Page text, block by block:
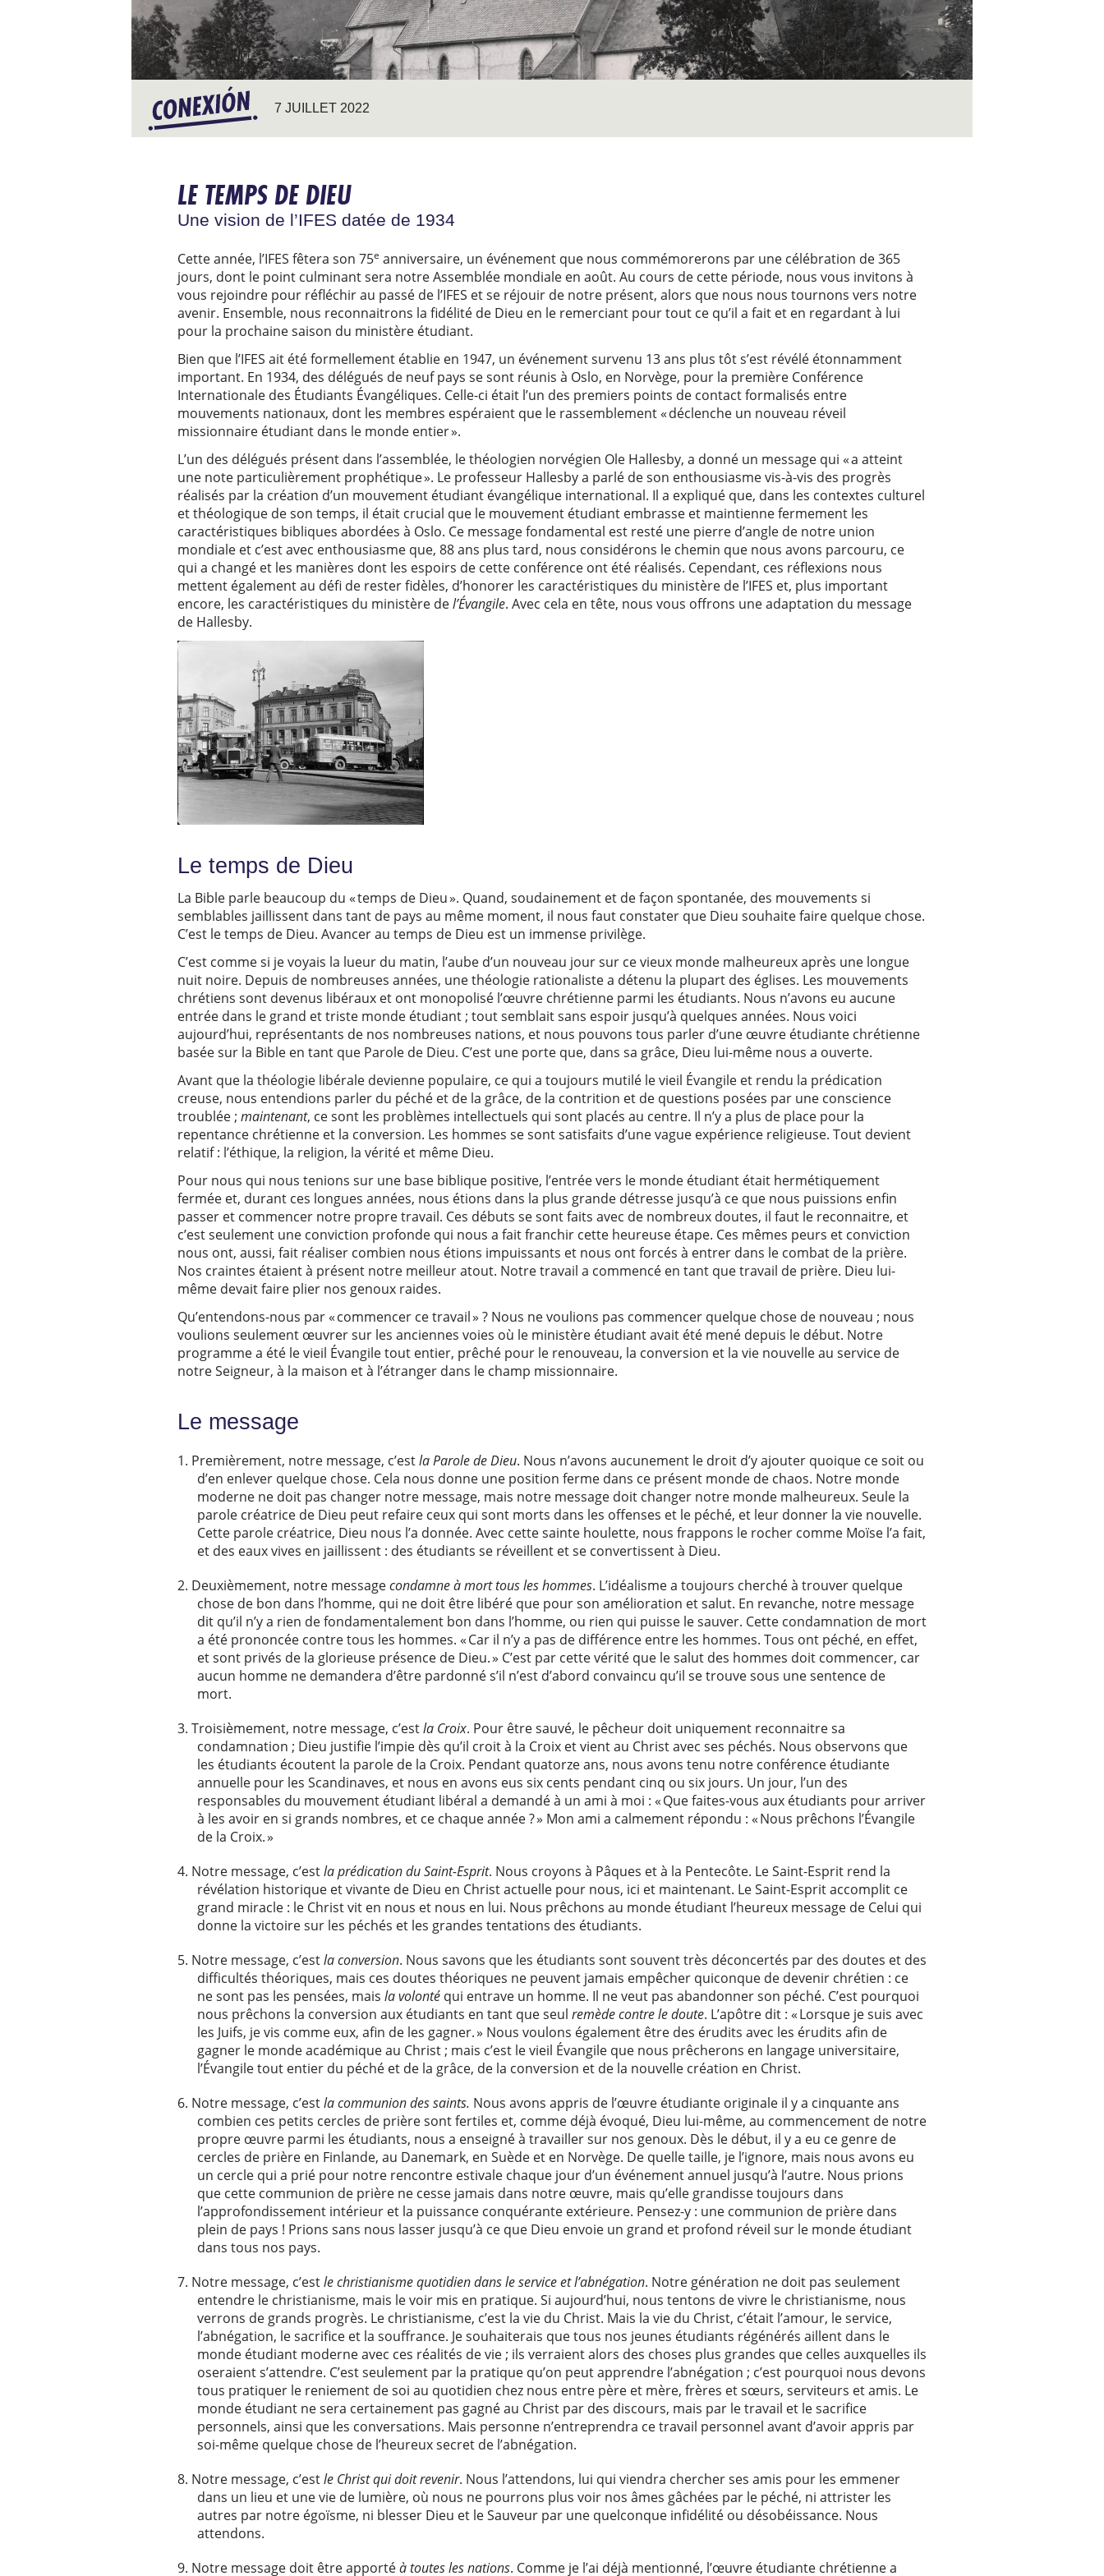
7 JUILLET 2022
LE TEMPS DE DIEU
Une vision de l’IFES datée de 1934
Cette année, l’IFES fêtera son 75e anniversaire, un événement que nous commémorerons par une célébration de 365
jours, dont le point culminant sera notre Assemblée mondiale en août. Au cours de cette période, nous vous invitons à
vous rejoindre pour réfléchir au passé de l’IFES et se réjouir de notre présent, alors que nous nous tournons vers notre
avenir. Ensemble, nous reconnaitrons la fidélité de Dieu en le remerciant pour tout ce qu’il a fait et en regardant à lui
pour la prochaine saison du ministère étudiant.
Bien que l’IFES ait été formellement établie en 1947, un événement survenu 13 ans plus tôt s’est révélé étonnamment
important. En 1934, des délégués de neuf pays se sont réunis à Oslo, en Norvège, pour la première Conférence
Internationale des Étudiants Évangéliques. Celle-ci était l’un des premiers points de contact formalisés entre
mouvements nationaux, dont les membres espéraient que le rassemblement « déclenche un nouveau réveil
missionnaire étudiant dans le monde entier ».
L’un des délégués présent dans l’assemblée, le théologien norvégien Ole Hallesby, a donné un message qui « a atteint
une note particulièrement prophétique ». Le professeur Hallesby a parlé de son enthousiasme vis-à-vis des progrès
réalisés par la création d’un mouvement étudiant évangélique international. Il a expliqué que, dans les contextes culturel
et théologique de son temps, il était crucial que le mouvement étudiant embrasse et maintienne fermement les
caractéristiques bibliques abordées à Oslo. Ce message fondamental est resté une pierre d’angle de notre union
mondiale et c’est avec enthousiasme que, 88 ans plus tard, nous considérons le chemin que nous avons parcouru, ce
qui a changé et les manières dont les espoirs de cette conférence ont été réalisés. Cependant, ces réflexions nous
mettent également au défi de rester fidèles, d’honorer les caractéristiques du ministère de l’IFES et, plus important
encore, les caractéristiques du ministère del’Évangile. Avec cela en tête, nous vous offrons une adaptation du message
de Hallesby.
Le temps de Dieu
La Bible parle beaucoup du « temps de Dieu ». Quand, soudainement et de façon spontanée, des mouvements si
semblables jaillissent dans tant de pays au même moment, il nous faut constater que Dieu souhaite faire quelque chose.
C’est le temps de Dieu. Avancer au temps de Dieu est un immense privilège.
C’est comme si je voyais la lueur du matin, l’aube d’un nouveau jour sur ce vieux monde malheureux après une longue
nuit noire. Depuis de nombreuses années, une théologie rationaliste a détenu la plupart des églises. Les mouvements
chrétiens sont devenus libéraux et ont monopolisé l’œuvre chrétienne parmi les étudiants. Nous n’avons eu aucune
entrée dans le grand et triste monde étudiant ; tout semblait sans espoir jusqu’à quelques années. Nous voici
aujourd’hui, représentants de nos nombreuses nations, et nous pouvons tous parler d’une œuvre étudiante chrétienne
basée sur la Bible en tant que Parole de Dieu. C’est une porte que, dans sa grâce, Dieu lui-même nous a ouverte.
Avant que la théologie libérale devienne populaire, ce qui a toujours mutilé le vieil Évangile et rendu la prédication
creuse, nous entendions parler du péché et de la grâce, de la contrition et de questions posées par une conscience
troublée ; maintenant, ce sont les problèmes intellectuels qui sont placés au centre. Il n’y a plus de place pour la
repentance chrétienne et la conversion. Les hommes se sont satisfaits d’une vague expérience religieuse. Tout devient
relatif : l’éthique, la religion, la vérité et même Dieu.
Pour nous qui nous tenions sur une base biblique positive, l’entrée vers le monde étudiant était hermétiquement
fermée et, durant ces longues années, nous étions dans la plus grande détresse jusqu’à ce que nous puissions enfin
passer et commencer notre propre travail. Ces débuts se sont faits avec de nombreux doutes, il faut le reconnaitre, et
c’est seulement une conviction profonde qui nous a fait franchir cette heureuse étape. Ces mêmes peurs et conviction
nous ont, aussi, fait réaliser combien nous étions impuissants et nous ont forcés à entrer dans le combat de la prière.
Nos craintes étaient à présent notre meilleur atout. Notre travail a commencé en tant que travail de prière. Dieu lui-
même devait faire plier nos genoux raides.
Qu’entendons-nous par « commencer ce travail » ? Nous ne voulions pas commencer quelque chose de nouveau ; nous
voulions seulement œuvrer sur les anciennes voies où le ministère étudiant avait été mené depuis le début. Notre
programme a été le vieil Évangile tout entier, prêché pour le renouveau, la conversion et la vie nouvelle au service de
notre Seigneur, à la maison et à l’étranger dans le champ missionnaire.
Le message
Premièrement, notre message, c’estla Parole de Dieu. Nous n’avons aucunement le droit d’y ajouter quoique ce soit ou
d’en enlever quelque chose. Cela nous donne une position ferme dans ce présent monde de chaos. Notre monde
moderne ne doit pas changer notre message, mais notre message doit changer notre monde malheureux. Seule la
parole créatrice de Dieu peut refaire ceux qui sont morts dans les offenses et le péché, et leur donner la vie nouvelle.
Cette parole créatrice, Dieu nous l’a donnée. Avec cette sainte houlette, nous frappons le rocher comme Moïse l’a fait,
et des eaux vives en jaillissent : des étudiants se réveillent et se convertissent à Dieu.
Deuxièmement, notre messagecondamne à mort tous les hommes. L’idéalisme a toujours cherché à trouver quelque
chose de bon dans l’homme, qui ne doit être libéré que pour son amélioration et salut. En revanche, notre message
dit qu’il n’y a rien de fondamentalement bon dans l’homme, ou rien qui puisse le sauver. Cette condamnation de mort
a été prononcée contre tous les hommes. « Car il n’y a pas de différence entre les hommes. Tous ont péché, en effet,
et sont privés de la glorieuse présence de Dieu. » C’est par cette vérité que le salut des hommes doit commencer, car
aucun homme ne demandera d’être pardonné s’il n’est d’abord convaincu qu’il se trouve sous une sentence de
mort.
Troisièmement, notre message, c’estla Croix. Pour être sauvé, le pêcheur doit uniquement reconnaitre sa
condamnation ; Dieu justifie l’impie dès qu’il croit à la Croix et vient au Christ avec ses péchés. Nous observons que
les étudiants écoutent la parole de la Croix. Pendant quatorze ans, nous avons tenu notre conférence étudiante
annuelle pour les Scandinaves, et nous en avons eus six cents pendant cinq ou six jours. Un jour, l’un des
responsables du mouvement étudiant libéral a demandé à un ami à moi : « Que faites-vous aux étudiants pour arriver
à les avoir en si grands nombres, et ce chaque année ? » Mon ami a calmement répondu : « Nous prêchons l’Évangile
de la Croix. »
Notre message, c’estla prédication du Saint-Esprit. Nous croyons à Pâques et à la Pentecôte. Le Saint-Esprit rend la
révélation historique et vivante de Dieu en Christ actuelle pour nous, ici et maintenant. Le Saint-Esprit accomplit ce
grand miracle : le Christ vit en nous et nous en lui. Nous prêchons au monde étudiant l’heureux message de Celui qui
donne la victoire sur les péchés et les grandes tentations des étudiants.
Notre message, c’estla conversion. Nous savons que les étudiants sont souvent très déconcertés par des doutes et des
difficultés théoriques, mais ces doutes théoriques ne peuvent jamais empêcher quiconque de devenir chrétien : ce
ne sont pas les pensées, mais la volonté qui entrave un homme. Il ne veut pas abandonner son péché. C’est pourquoi
nous prêchons la conversion aux étudiants en tant que seul remède contre le doute. L’apôtre dit : « Lorsque je suis avec
les Juifs, je vis comme eux, afin de les gagner. » Nous voulons également être des érudits avec les érudits afin de
gagner le monde académique au Christ ; mais c’est le vieil Évangile que nous prêcherons en langage universitaire,
l’Évangile tout entier du péché et de la grâce, de la conversion et de la nouvelle création en Christ.
Notre message, c’estla communion des saints. Nous avons appris de l’œuvre étudiante originale il y a cinquante ans
combien ces petits cercles de prière sont fertiles et, comme déjà évoqué, Dieu lui-même, au commencement de notre
propre œuvre parmi les étudiants, nous a enseigné à travailler sur nos genoux. Dès le début, il y a eu ce genre de
cercles de prière en Finlande, au Danemark, en Suède et en Norvège. De quelle taille, je l’ignore, mais nous avons eu
un cercle qui a prié pour notre rencontre estivale chaque jour d’un événement annuel jusqu’à l’autre. Nous prions
que cette communion de prière ne cesse jamais dans notre œuvre, mais qu’elle grandisse toujours dans
l’approfondissement intérieur et la puissance conquérante extérieure. Pensez-y : une communion de prière dans
plein de pays ! Prions sans nous lasser jusqu’à ce que Dieu envoie un grand et profond réveil sur le monde étudiant
dans tous nos pays.
Notre message, c’estle christianisme quotidien dans le service et l’abnégation. Notre génération ne doit pas seulement
entendre le christianisme, mais le voir mis en pratique. Si aujourd’hui, nous tentons de vivre le christianisme, nous
verrons de grands progrès. Le christianisme, c’est la vie du Christ. Mais la vie du Christ, c’était l’amour, le service,
l’abnégation, le sacrifice et la souffrance. Je souhaiterais que tous nos jeunes étudiants régénérés aillent dans le
monde étudiant moderne avec ces réalités de vie ; ils verraient alors des choses plus grandes que celles auxquelles ils
oseraient s’attendre. C’est seulement par la pratique qu’on peut apprendre l’abnégation ; c’est pourquoi nous devons
tous pratiquer le reniement de soi au quotidien chez nous entre père et mère, frères et sœurs, serviteurs et amis. Le
monde étudiant ne sera certainement pas gagné au Christ par des discours, mais par le travail et le sacrifice
personnels, ainsi que les conversations. Mais personne n’entreprendra ce travail personnel avant d’avoir appris par
soi-même quelque chose de l’heureux secret de l’abnégation.
Notre message, c’estle Christ qui doit revenir. Nous l’attendons, lui qui viendra chercher ses amis pour les emmener
dans un lieu et une vie de lumière, où nous ne pourrons plus voir nos âmes gâchées par le péché, ni attrister les
autres par notre égoïsme, ni blesser Dieu et le Sauveur par une quelconque infidélité ou désobéissance. Nous
attendons.
Notre message doit être apportéà toutes les nations. Comme je l’ai déjà mentionné, l’œuvre étudiante chrétienne a